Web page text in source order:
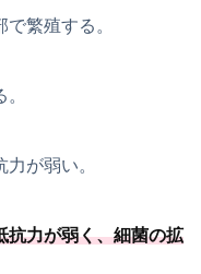
繁殖する。
が弱い。
抗力が弱く、細菌の拡